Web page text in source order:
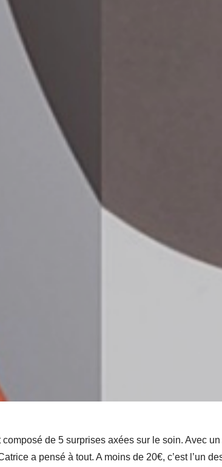
de 5 surprises axées sur le soin. Avec
a pensé à tout. A moins de 20€, c’est l’un